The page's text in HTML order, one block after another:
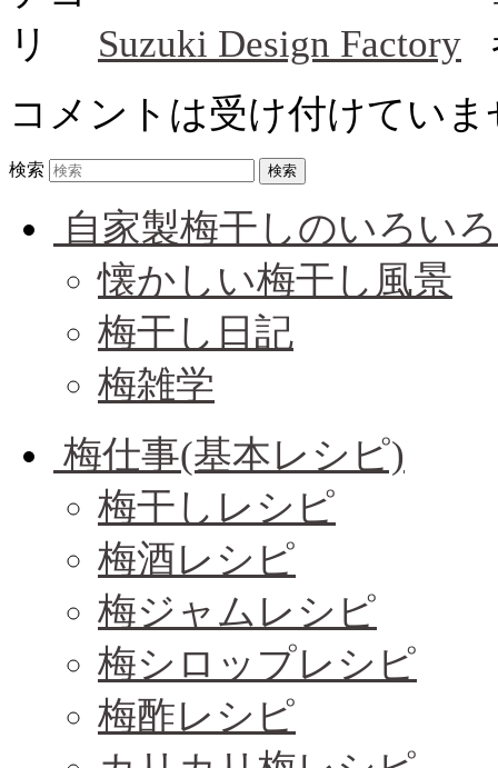
Suzuki Design Factory
コメントは受け付けてい
検索
自家製梅干しのいろいろ
懐かしい梅干し風景
梅干し日記
梅雑学
梅仕事(基本レシピ)
梅干しレシピ
梅酒レシピ
梅ジャムレシピ
梅シロップレシピ
梅酢レシピ